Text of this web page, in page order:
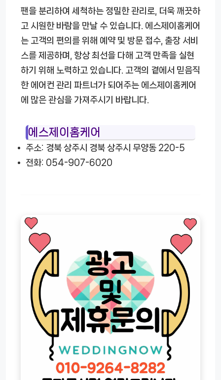
팬을 분리하여 세척하는 정밀한 관리로, 더욱 깨끗하
고 시원한 바람을 만날 수 있습니다. 에스제이홈케어
는 고객의 편의를 위해 예약 및 방문 접수, 출장 서비
스를 제공하며, 항상 최선을 다해 고객 만족을 실현
하기 위해 노력하고 있습니다. 고객의 곁에서 믿음직
한 에어컨 관리 파트너가 되어주는 에스제이홈케어
에 많은 관심을 가져주시기 바랍니다.
에스제이홈케어
주소: 경북 상주시 경북 상주시 무양동 220-5
전화: 054-907-6020